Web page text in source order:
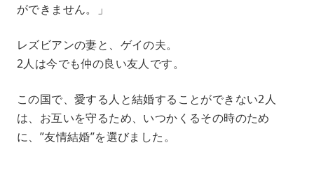
ができません。」
レズビアンの妻と、ゲイの夫。
2人は今でも仲の良い友人です。
この国で、愛する人と結婚することができない2人
は、お互いを守るため、いつかくるその時のため
に、”友情結婚”を選びました。